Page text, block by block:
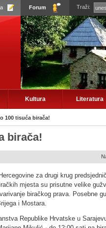
Forum Traži:
Kultura Literatura
100 tisuća birača!
birača!
za drugi krug
mjesta su prisutne velike
biračkog prava. Posebne
i Mostara.
Republike Hrvatske u